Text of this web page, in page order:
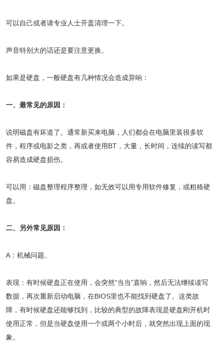
可以自己或者请专业人士开盖清理一下。
声音特别大的话还是要注意更换。
如果是硬盘，一般硬盘有几种情况会造成异响：
一、最常见的原因：
说明磁盘有坏道了。通常新买来电脑，人们都会在电脑里装很多软
件，程序或电影之类，再或者使用BT，大量，长时间，连续的读写都
容易造成硬盘损伤。
可以用：磁盘整理程序整理，如无效可以用专用软件修复，或粗格硬
盘。
二、另外常见原因：
A：机械问题。
表现：有时候硬盘正在使用，会突然“当当”直响，然后无法继续读写
数据，再次重新启动电脑，在BIOS里也不能找到硬盘了。这类故
障，有时候硬盘还能够找到，比较的典型的故障表现是硬盘刚开机时
使用正常，但是当硬盘使用一个或两个小时后，就突然出现上面的现
象。